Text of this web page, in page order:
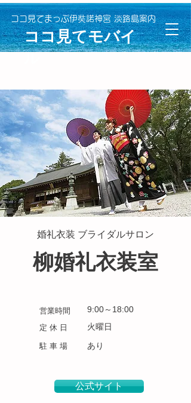
ココ見てまっぷ伊奘諾神宮 淡路島案内
​ココ見てモバイ
ル
婚礼衣装 ブライダルサロン
柳婚礼衣装室
営業時間
定 休 日
​駐 車 場
9:00～18:00
火曜日
​あり
公式サイト